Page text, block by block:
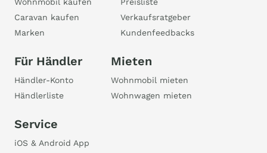
Caravan kaufen
Marken
Verkaufsratgeber
Kundenfeedbacks
Für Händler
Händler-Konto
Händlerliste
Mieten
Wohnmobil mieten
Wohnwagen mieten
Service
iOS & Android App